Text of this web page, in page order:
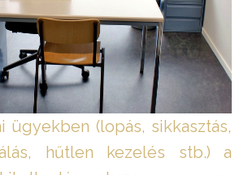
ügyekben (lopás, sikkasztás,
hűtlen kezelés stb.) a